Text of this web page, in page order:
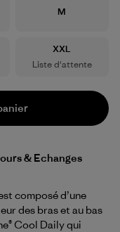
Taille
M
Taille
XXL
Liste d'attente
& Echanges
composé d’une
des bras et au bas
Cool Daily qui